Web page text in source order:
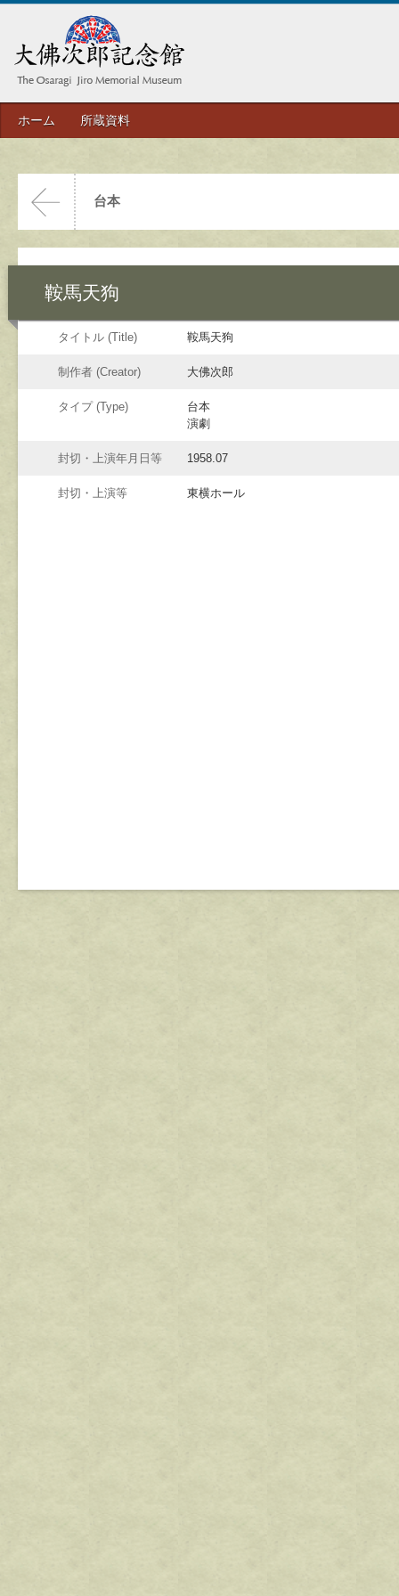
ホーム 所蔵資料
台本
鞍馬天狗
タイトル (Title) 鞍馬天狗
制作者 (Creator) 大佛次郎
タイプ (Type)
台本
演劇
封切・上演年月日等 1958.07
封切・上演等 東横ホール